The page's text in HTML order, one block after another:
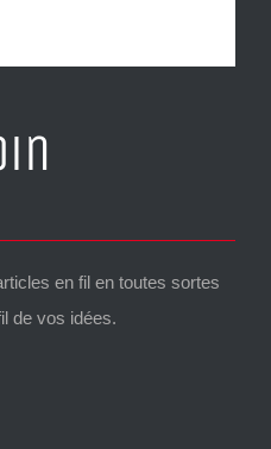
en fil en toutes sortes
de vos idées.